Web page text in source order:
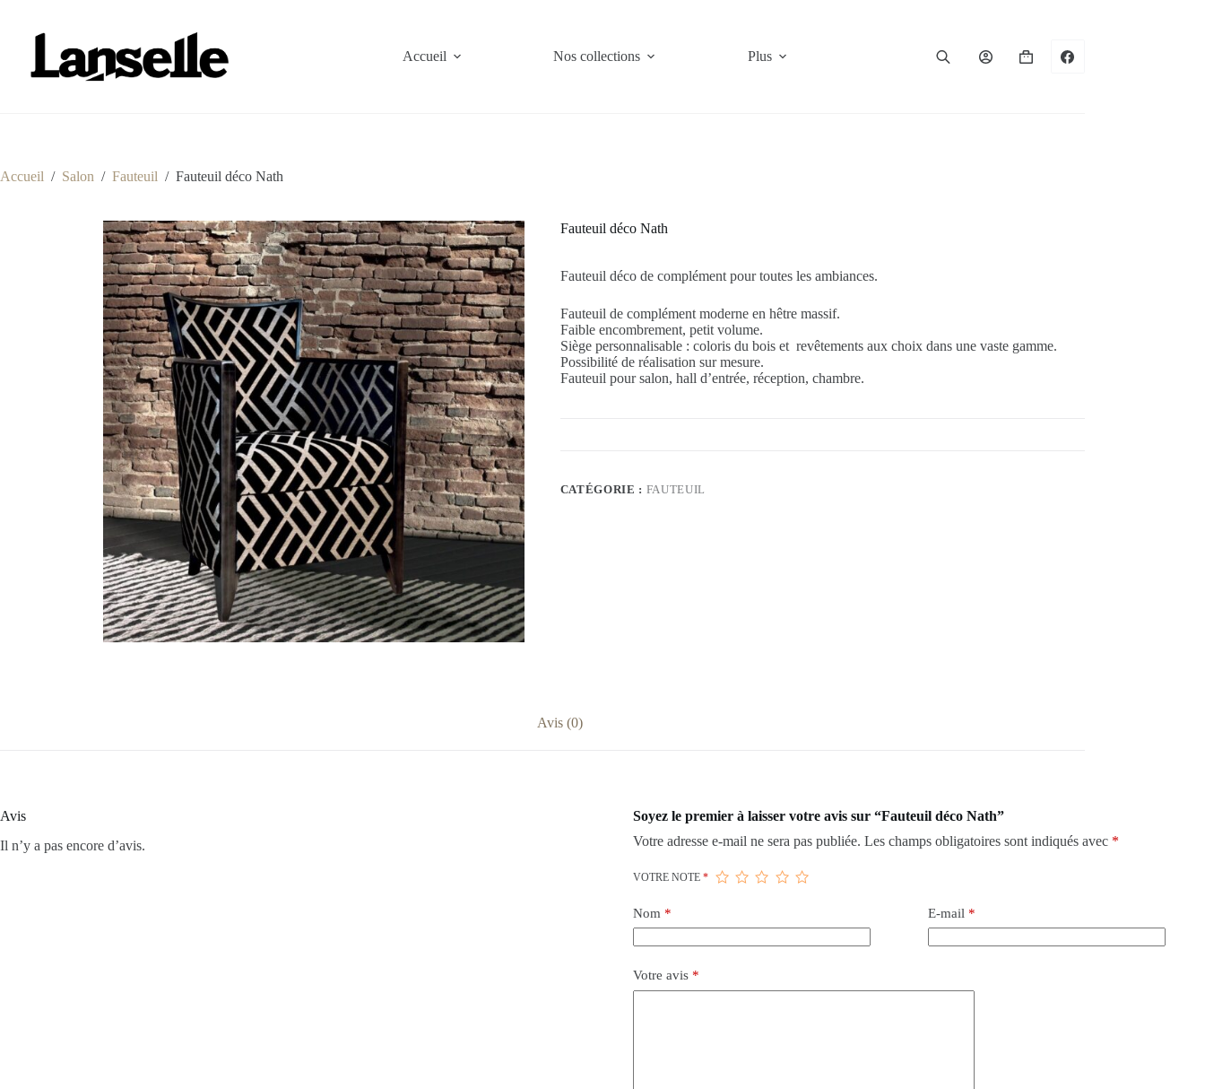
contenu
Accueil
Nos collections Plus
Panier
Accueil / Salon / Fauteuil / Fauteuil déco Nath
Fauteuil déco Nath
Fauteuil déco de complément pour toutes les ambiances.
Fauteuil de complément moderne en hêtre massif.
Faible encombrement, petit volume.
Siège personnalisable : coloris du bois et revêtements aux choix dans une vaste gamme.
Possibilité de réalisation sur mesure.
Fauteuil pour salon, hall d’entrée, réception, chambre.
CATÉGORIE : FAUTEUIL
Avis (0)
Avis
Il n’y a pas encore d’avis.
Soyez le premier à laisser votre avis sur “Fauteuil déco Nath”
Votre adresse e-mail ne sera pas publiée. Les champs obligatoires sont indiqués avec *
VOTRE NOTE *
Nom * E-mail *
Votre avis *